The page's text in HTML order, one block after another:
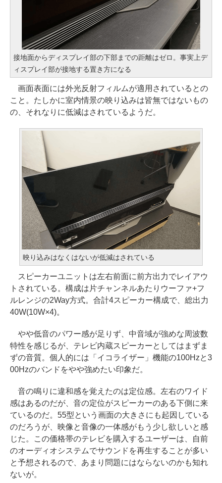
接地面からディスプレイ部の下部までの距離はゼロ。事実上デ
ィスプレイ部が接地する置き方になる
画面表面には外光反射フィルムが適用されているとの
こと。たしかに室内情景の映り込みは皆無ではないもの
の、それなりに低減はされているようだ。
映り込みはなくはないが低減はされている
スピーカーユニットは左右前面に前方出力でレイアウ
トされている。構成は片チャンネルあたりウーファ+フ
ルレンジの2Way方式。合計4スピーカー構成で、総出力
40W(10W×4)。
やや低音のパワー感が足りず、中音域が強めな周波数
特性を感じるが、テレビ内蔵スピーカーとしてはまずま
ずの音質。個人的には「イコライザー」機能の100Hzと3
00Hzのバンドをやや強めたい印象だ。
音の鳴りに違和感を覚えたのは定位感。左右のワイド
感はあるのだが、音の定位がスピーカーのある下側に来
ているのだ。55型という画面の大きさにも起因している
のだろうが、映像と音像の一体感がもう少し欲しいと感
じた。この価格帯のテレビを購入するユーザーは、自前
のオーディオシステムでサウンドを再生することが多い
と予想されるので、あまり問題にはならないのかも知れ
ないが。